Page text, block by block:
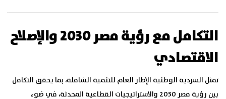
التكامل مع رؤية مصر 2030 والإصلاح
الاقتصادي
تمثل السردية الوطنية الإطار العام للتنمية الشاملة، بما يحقق التكامل
بين رؤية مصر 2030 والاستراتيجيات القطاعية المحدثة، في ضوء